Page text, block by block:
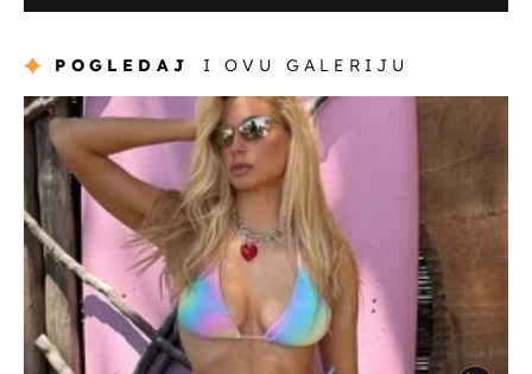
POGLEDAJ I OVU GALERIJU